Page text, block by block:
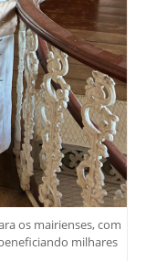
os mairienses, com
milhares